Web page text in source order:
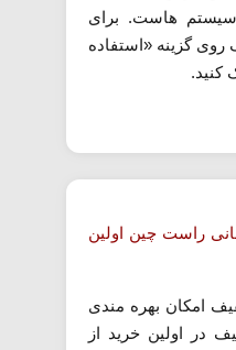
هاست. برای
روی گزینه «استفاده
کنید.
هزار تومانی راست چین اولین
امکان بهره مندی
در اولین خرید از